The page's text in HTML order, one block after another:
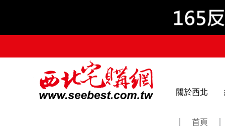
關於西北
首頁